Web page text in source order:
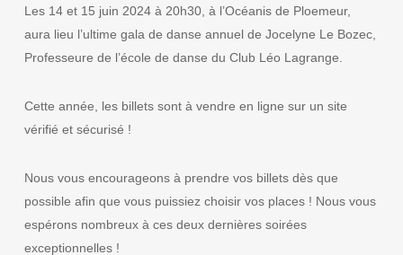
Les 14 et 15 juin 2024 à 20h30, à l’Océanis de Ploemeur,
aura lieu l’ultime gala de danse annuel de Jocelyne Le Bozec,
Professeure de l’école de danse du Club Léo Lagrange.
Cette année, les billets sont à vendre en ligne sur un site
vérifié et sécurisé !
Nous vous encourageons à prendre vos billets dès que
possible afin que vous puissiez choisir vos places ! Nous vous
espérons nombreux à ces deux dernières soirées
exceptionnelles !